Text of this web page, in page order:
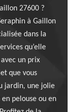
27600 ?
à Gaillon
dans la
qu’elle
un prix
que vous
jardin, une jolie
pelouse ou en